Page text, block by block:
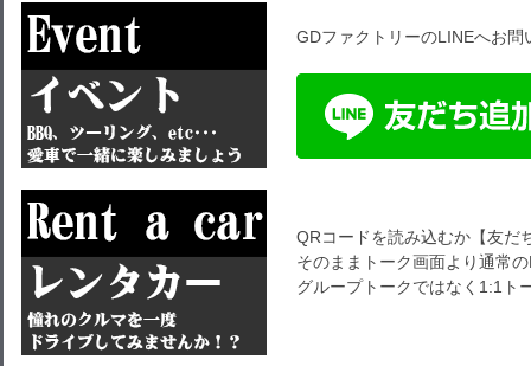
GDファクトリーのLINEへお問
QRコードを読み込むか【友だ
そのままトーク画面より通常
グループトークではなく1:1ト